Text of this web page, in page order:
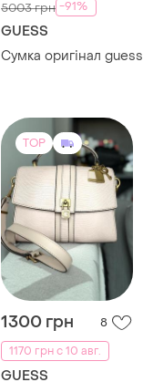
5003 грн -91%
GUESS
Сумка оригінал guess
TOP
1300 грн
8
1170 грн с 10 авг.
GUESS